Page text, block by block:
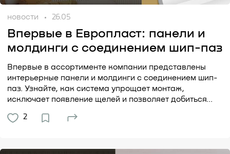
новости 26.05
Впервые в Европласт: панели и
молдинги с соединением шип-паз
Впервые в ассортименте компании представлены
интерьерные панели и молдинги с соединением шип-
паз. Узнайте, как система упрощает монтаж,
исключает появление щелей и позволяет добиться...
2